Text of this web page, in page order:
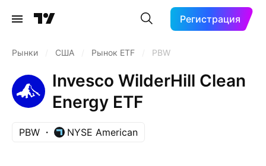
Регистрация
Рынки США Рынок ETF PBW
Invesco WilderHill Clean
Energy ETF
PBW NYSE American